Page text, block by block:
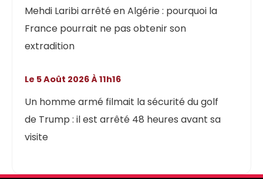
Mehdi Laribi arrêté en Algérie : pourquoi la
France pourrait ne pas obtenir son
extradition
Un homme armé filmait la sécurité du golf
de Trump : il est arrêté 48 heures avant sa
visite
Le 5 Août 2026 À 11h16